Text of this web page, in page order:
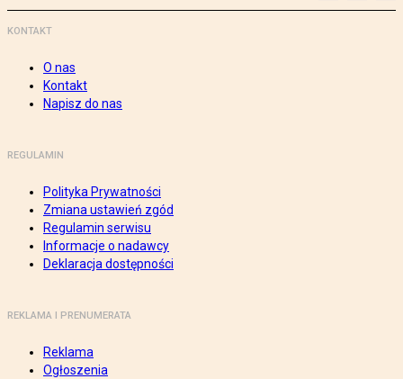
KONTAKT
O nas
Kontakt
Napisz do nas
REGULAMIN
Polityka Prywatności
Zmiana ustawień zgód
Regulamin serwisu
Informacje o nadawcy
Deklaracja dostępności
REKLAMA I PRENUMERATA
Reklama
Ogłoszenia